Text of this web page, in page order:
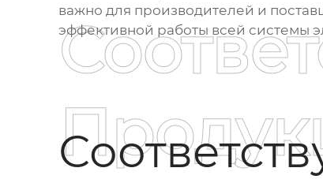
важно для производителей и
эффективной работы всей системы